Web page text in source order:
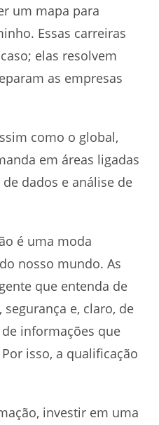
um mapa para
Essas carreiras
elas resolvem
as empresas
como o global,
em áreas ligadas
dados e análise de
é uma moda
nosso mundo. As
que entenda de
e, claro, de
informações que
isso, a qualificação
investir em uma